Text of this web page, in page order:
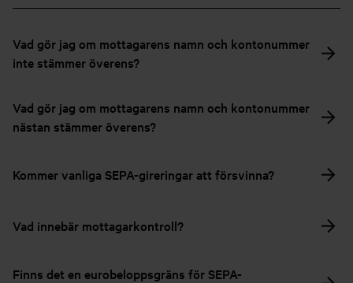
Vad gör jag om mottagarens namn och kontonummer
inte stämmer överens?
Vad gör jag om mottagarens namn och kontonummer
nästan stämmer överens?
Kommer vanliga SEPA-gireringar att försvinna?
Vad innebär mottagarkontroll?
Finns det en eurobeloppsgräns för SEPA-